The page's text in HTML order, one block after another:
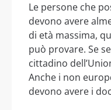
Le persone che
devono avere
di età massima,
può provare. Se
cittadino
Anche i non
devono avere i